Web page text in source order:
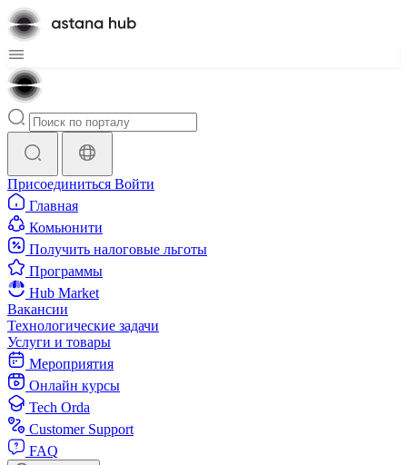
Присоединиться Войти
Главная
Комьюнити
Получить налоговые льготы
Программы
Hub Market
Вакансии
Технологические задачи
Услуги и товары
Мероприятия
Онлайн курсы
Tech Orda
Customer Support
FAQ